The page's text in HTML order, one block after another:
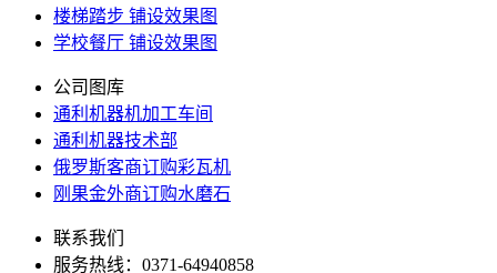
楼梯踏步 铺设效果图
学校餐厅 铺设效果图
公司图库
通利机器机加工车间
通利机器技术部
俄罗斯客商订购彩瓦机
刚果金外商订购水磨石
联系我们
服务热线：0371-64940858